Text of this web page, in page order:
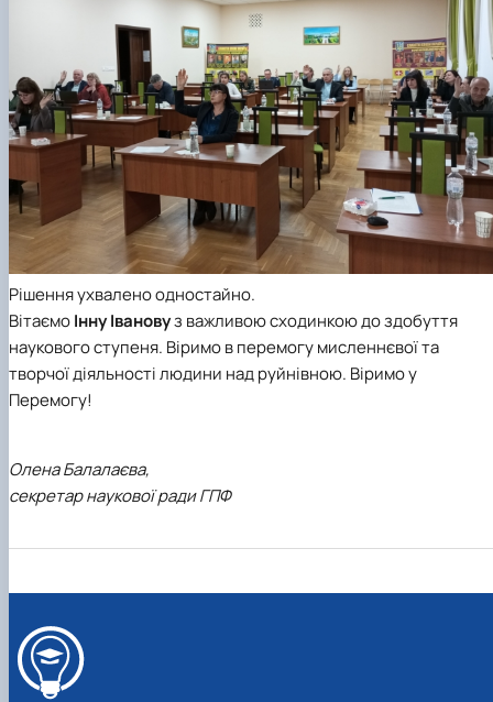
Рішення ухвалено одностайно.
ВітаємоІнну Івановуз важливою сходинкою до здобуття
наукового ступеня. Віримо в перемогу мисленнєвої та
творчої діяльності людини над руйнівною. Віримо у
Перемогу!
Олена Балалаєва,
секретар наукової ради ГПФ